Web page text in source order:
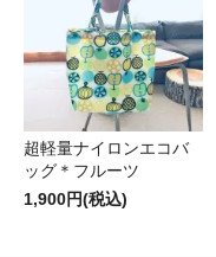
超軽量ナイロンエコバ
ッグ＊フルーツ
1,900円(税込)